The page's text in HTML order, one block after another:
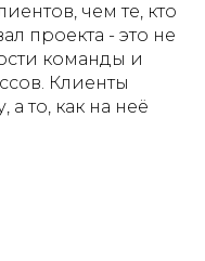
чем те, кто
проекта - это не
команды и
Клиенты
то, как на неё